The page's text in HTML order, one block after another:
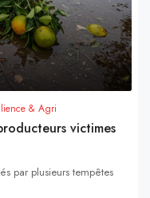
& Agri
victimes
par plusieurs tempêtes